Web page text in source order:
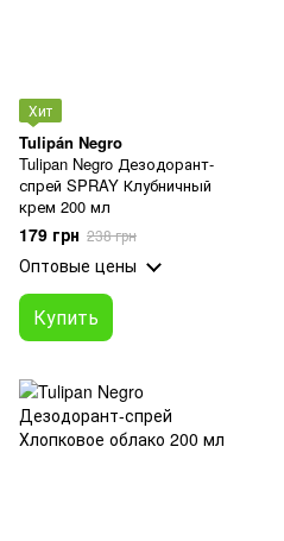
Хит
Tulipán Negro
Tulipan Negro Дезодорант-
спрей SPRAY Клубничный
крем 200 мл
179 грн 238 грн
Оптовые цены
Купить